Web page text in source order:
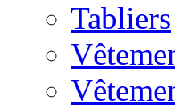
Tabliers